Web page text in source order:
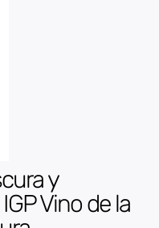
y
Vino de la